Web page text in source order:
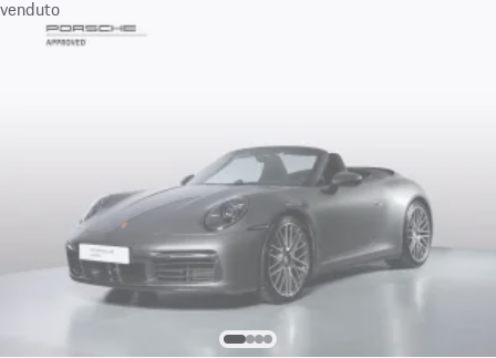
venduto